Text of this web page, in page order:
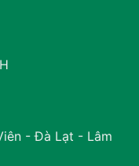
- Đà Lạt - Lâm